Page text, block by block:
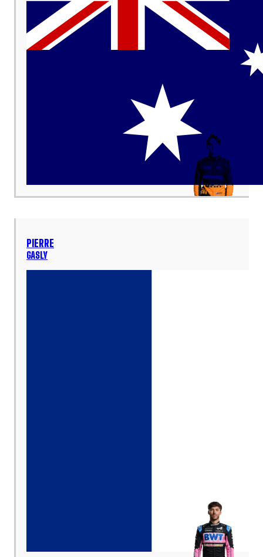
PIERRE
GASLY